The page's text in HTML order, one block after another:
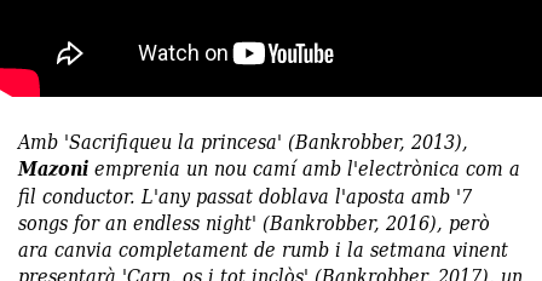
Amb 'Sacrifiqueu la princesa' (Bankrobber, 2013),
Mazoniemprenia un nou camí amb l'electrònica com a
fil conductor. L'any passat doblava l'aposta amb '7
songs for an endless night' (Bankrobber, 2016), però
ara canvia completament de rumb i la setmana vinent